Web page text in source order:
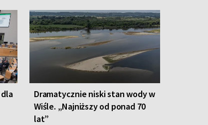
Dramatycznie niski stan wody w
Wiśle. „Najniższy od ponad 70
lat”